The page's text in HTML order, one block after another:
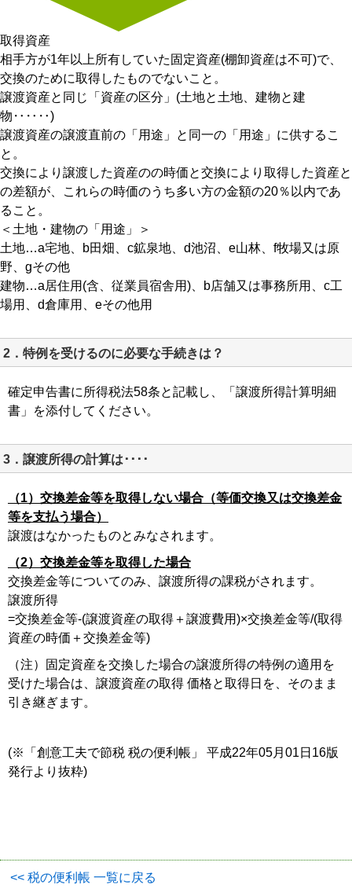
取得資産
相手方が1年以上所有していた固定資産(棚卸資産は不可)で、
交換のために取得したものでないこと。
譲渡資産と同じ「資産の区分」(土地と土地、建物と建
物‥‥‥)
譲渡資産の譲渡直前の「用途」と同一の「用途」に供するこ
と。
交換により譲渡した資産のの時価と交換により取得した資産と
の差額が、これらの時価のうち多い方の金額の20％以内であ
ること。
＜土地・建物の「用途」＞
土地…a宅地、b田畑、c鉱泉地、d池沼、e山林、f牧場又は原
野、gその他
建物…a居住用(含、従業員宿舎用)、b店舗又は事務所用、c工
場用、d倉庫用、eその他用
2．特例を受けるのに必要な手続きは？
確定申告書に所得税法58条と記載し、「譲渡所得計算明細
書」を添付してください。
3．譲渡所得の計算は････
（1）交換差金等を取得しない場合（等価交換又は交換差金
等を支払う場合）
譲渡はなかったものとみなされます。
（2）交換差金等を取得した場合
交換差金等についてのみ、譲渡所得の課税がされます。
譲渡所得
=交換差金等‐(譲渡資産の取得＋譲渡費用)×交換差金等/(取得
資産の時価＋交換差金等)
（注）固定資産を交換した場合の譲渡所得の特例の適用を
受けた場合は、譲渡資産の取得 価格と取得日を、そのまま
引き継ぎます。
(※
「創意工夫で節税 税の便利帳」 平成22年05月01日16版
発行より抜粋)
<< 税の便利帳 一覧に戻る